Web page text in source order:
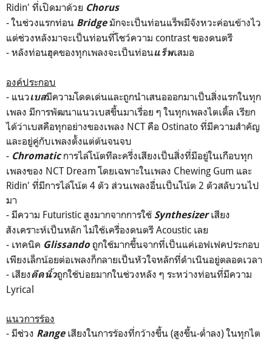
Ridin' ที่เปิดมาด้วย Chorus
- ในช่วงแรกท่อน Bridgeมักจะเป็นท่อนแร็พมีจังหวะค่อนข้างไว
แต่ช่วงหลังมาจะเป็นท่อนที่โชว์ความ contrast ของดนตรี
- หลังท่อนฮุคของทุกเพลงจะเป็นท่อนแร็พเสมอ
องค์ประกอบ
- แนวเบสมีความโดดเด่นและถูกนำเสนอออกมาเป็นสิ่งแรกในทุก
เพลง มีการพัฒนาแนวเบสขึ้นมาเรื่อย ๆ ในทุกเพลงไตเติ้ล เรียก
ได้ว่าเบสคือทุกอย่างของเพลง NCT คือ Ostinato ที่มีความสำคัญ
และอยู่คู่กับเพลงตั้งแต่ต้นจนจบ
- Chromaticการไล่โน้ตทีละครึ่งเสียงเป็นสิ่งที่มีอยู่ในเกือบทุก
เพลงของ NCT Dream โดยเฉพาะในเพลง Chewing Gum และ
Ridin' ที่มีการไล่โน้ต 4 ตัว ส่วนเพลงอื่นเป็นโน้ต 2 ตัวสลับวนไป
มา
- มีความ Futuristic สูงมากจากการใช้ Synthesizerเสียง
สังเคราะห์เป็นหลัก ไม่ใช้เครื่องดนตรี Acoustic เลย
- เทคนิค Glissando ถูกใช้มากขึ้นจากที่เป็นแค่เอฟเฟคประกอบ
เพียงเล็กน้อยต่อเพลงก็กลายเป็นหัวใจหลักที่ดำเนินอยู่ตลอดเวลา
- เสียงดีดนิ้วถูกใช้บ่อยมากในช่วงหลัง ๆ ระหว่างท่อนที่มีความ
Lyrical
แนวการร้อง
- มีช่วง Rangeเสียงในการร้องที่กว้างขึ้น (สูงขึ้น-ต่ำลง) ในทุกไต